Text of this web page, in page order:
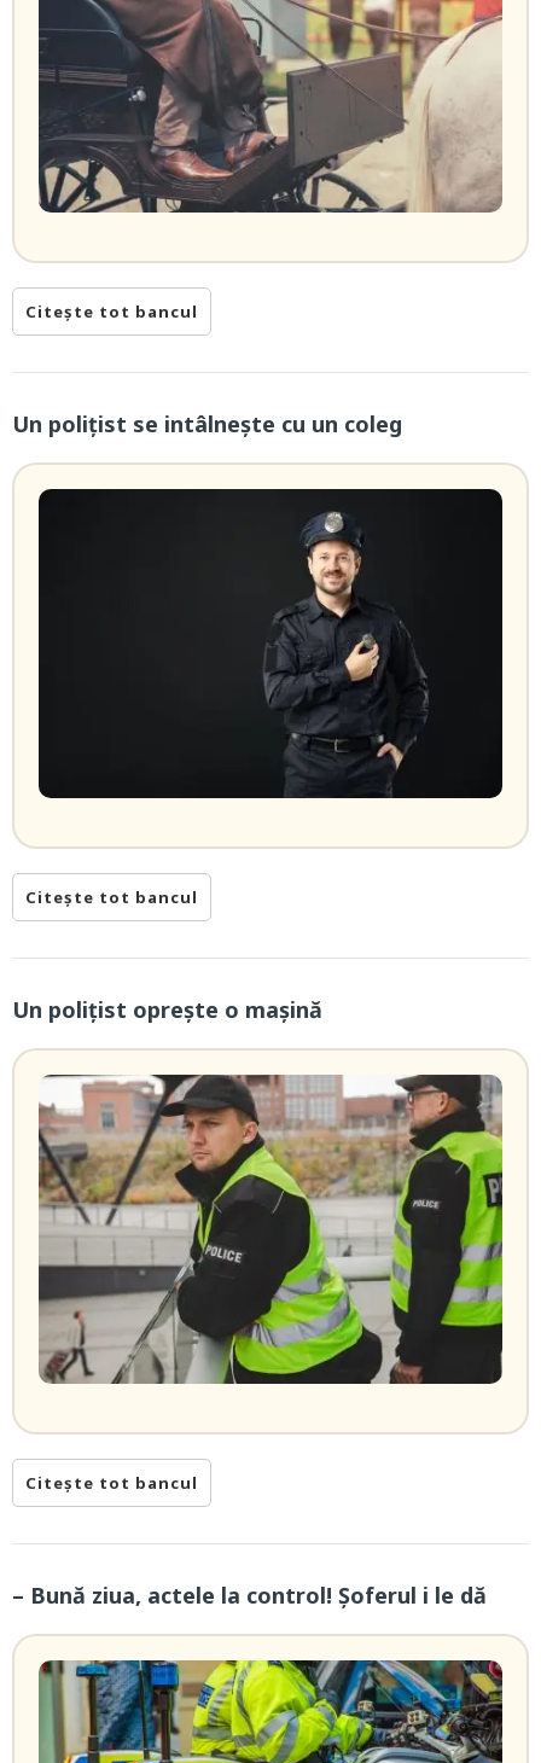
Citește tot bancul
Un polițist se intâlnește cu un coleg
Citește tot bancul
Un polițist oprește o mașină
Citește tot bancul
– Bună ziua, actele la control! Șoferul i le dă